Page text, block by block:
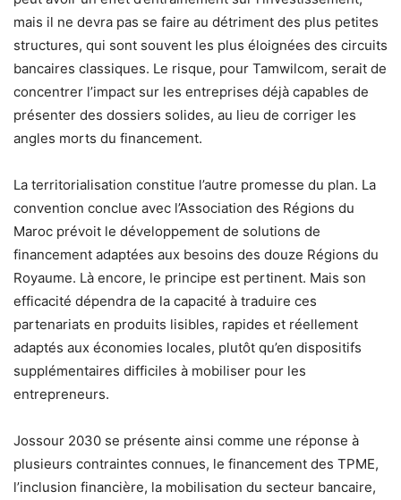
mais il ne devra pas se faire au détriment des plus petites
structures, qui sont souvent les plus éloignées des circuits
bancaires classiques. Le risque, pour Tamwilcom, serait de
concentrer l’impact sur les entreprises déjà capables de
présenter des dossiers solides, au lieu de corriger les
angles morts du financement.
La territorialisation constitue l’autre promesse du plan. La
convention conclue avec l’Association des Régions du
Maroc prévoit le développement de solutions de
financement adaptées aux besoins des douze Régions du
Royaume. Là encore, le principe est pertinent. Mais son
efficacité dépendra de la capacité à traduire ces
partenariats en produits lisibles, rapides et réellement
adaptés aux économies locales, plutôt qu’en dispositifs
supplémentaires difficiles à mobiliser pour les
entrepreneurs.
Jossour 2030 se présente ainsi comme une réponse à
plusieurs contraintes connues, le financement des TPME,
l’inclusion financière, la mobilisation du secteur bancaire,